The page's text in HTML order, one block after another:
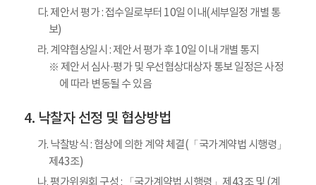
다. 제안서 평가 : 접수일로부터 10일 이내(세부일정 개별 통
보)
라. 계약협상일시 : 제안서 평가 후 10일 이내 개별 통지
※ 제안서 심사·평가 및 우선협상대상자 통보 일정은 사정
에 따라 변동될 수 있음
낙찰자 선정 및 협상방법
가. 낙찰방식 : 협상에 의한 계약 체결(「국가계약법 시행령」
제43조)